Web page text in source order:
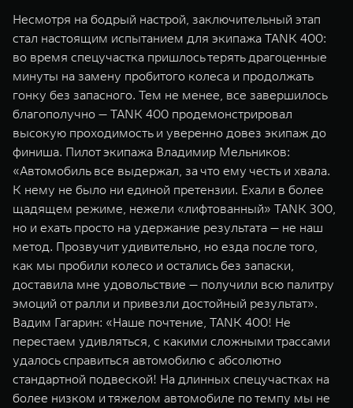
Несмотря на бодрый настрой, заключительный этап
стал настоящим испытанием для экипажа TANK 400:
во время спецучастка пришлось терять драгоценные
минуты на замену пробитого колеса и продолжать
гонку без запасного. Тем не менее, все завершилось
благополучно — TANK 400 продемонстрировал
высокую проходимость и уверенно довез экипаж до
финиша. Пилот экипажа Владимир Мельников:
«Автомобиль все выдержал, за что ему честь и хвала.
К нему не было ни единой претензии. Ехали в более
щадящем режиме, нежели «лифтованный» TANK 300,
но и ехать просто на удержание результата — не наш
метод. Прозвучит удивительно, но езда после того,
как мы пробили колесо и остались без запаски,
доставила мне удовольствие — получили всю палитру
эмоций от ралли и привезли достойный результат».
Вадим Гагарин: «Наше почтение, TANK 400! Не
перестаем удивляться, с какими сложными трассами
удалось справиться автомобилю с абсолютно
стандартной подвеской! На длинных спецучастках на
более низком и тяжелом автомобиле по темпу мы не